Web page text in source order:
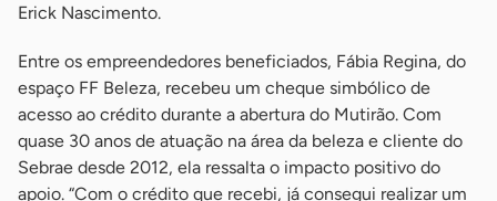
Erick Nascimento.
Entre os empreendedores beneficiados, Fábia Regina, do
espaço FF Beleza, recebeu um cheque simbólico de
acesso ao crédito durante a abertura do Mutirão. Com
quase 30 anos de atuação na área da beleza e cliente do
Sebrae desde 2012, ela ressalta o impacto positivo do
apoio. “Com o crédito que recebi, já consegui realizar um